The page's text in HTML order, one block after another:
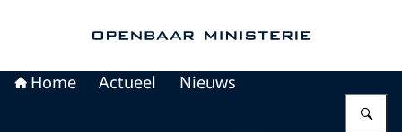
Home Actueel Nieuws